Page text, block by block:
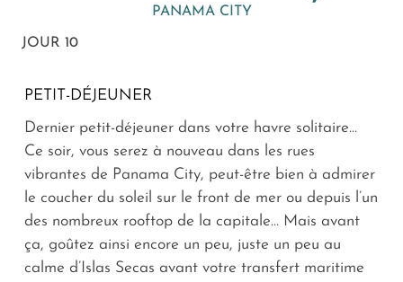
PANAMA CITY
JOUR 10
PETIT-DÉJEUNER
Dernier petit-déjeuner dans votre havre solitaire…
Ce soir, vous serez à nouveau dans les rues
vibrantes de Panama City, peut-être bien à admirer
le coucher du soleil sur le front de mer ou depuis l’un
des nombreux rooftop de la capitale… Mais avant
ça, goûtez ainsi encore un peu, juste un peu au
calme d’Islas Secas avant votre transfert maritime